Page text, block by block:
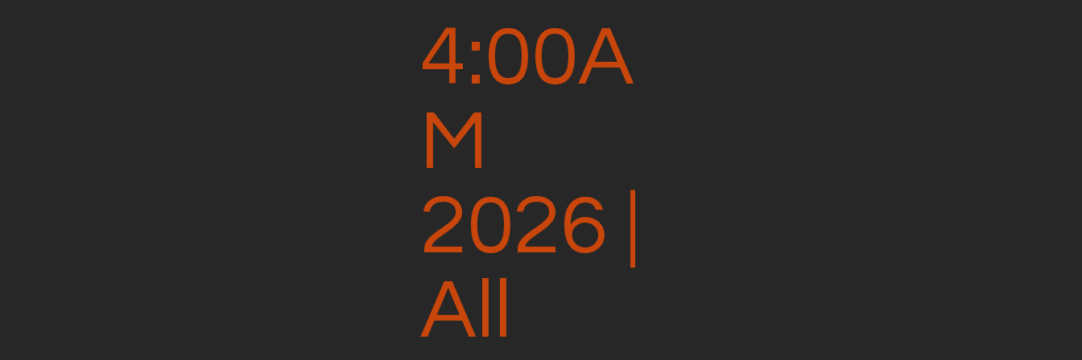
4:00A
M
2026 |
All